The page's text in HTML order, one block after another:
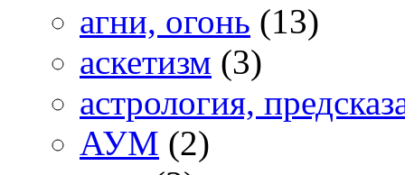
агни, огонь (13)
аскетизм (3)
астрология,
АУМ (2)